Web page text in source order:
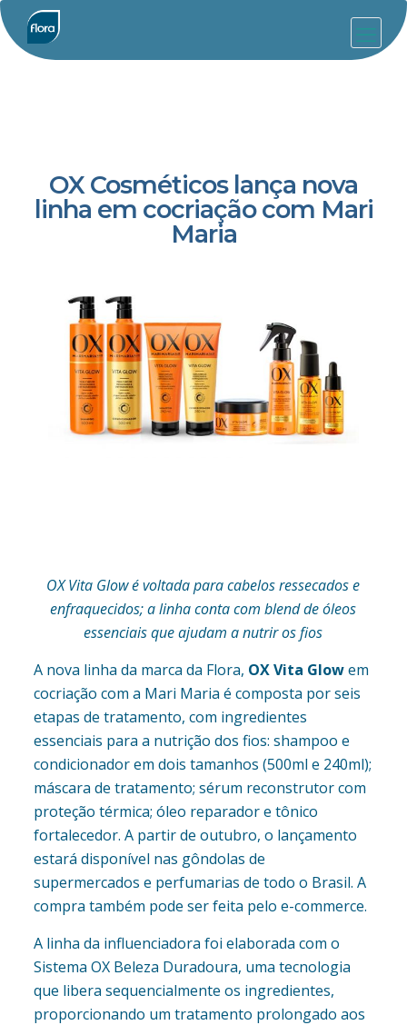
OX Cosméticos lança nova
linha em cocriação com Mari
Maria
OX Vita Glow é voltada para cabelos ressecados e
enfraquecidos; a linha conta com blend de óleos
essenciais que ajudam a nutrir os fios
A nova linha da marca da Flora, OX Vita Glowem
cocriação com a Mari Maria é composta por seis
etapas de tratamento, com ingredientes
essenciais para a nutrição dos fios: shampoo e
condicionador em dois tamanhos (500ml e 240ml);
máscara de tratamento; sérum reconstrutor com
proteção térmica; óleo reparador e tônico
fortalecedor. A partir de outubro, o lançamento
estará disponível nas gôndolas de
supermercados e perfumarias de todo o Brasil. A
compra também pode ser feita pelo e-commerce.
A linha da influenciadora foi elaborada com o
Sistema OX Beleza Duradoura, uma tecnologia
que libera sequencialmente os ingredientes,
proporcionando um tratamento prolongado aos